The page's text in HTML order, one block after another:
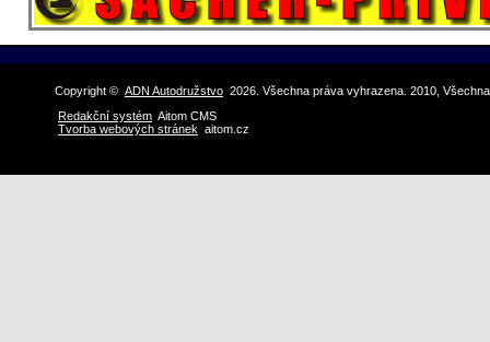
Copyright © ADN Autodružstvo 2026. Všechna práva vyhrazena. 2010,
Redakční systém Aitom CMS
Tvorba webových stránek aitom.cz